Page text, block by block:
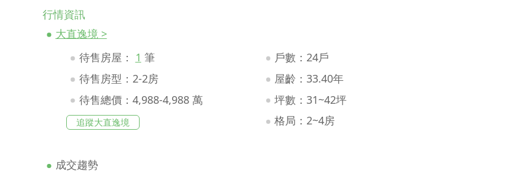
行情資訊
大直逸境 >
待售房屋：
1 筆
待售房型：2-2房
待售總價：4,988-4,988 萬
追蹤大直逸境
戶數：24戶
屋齡：33.40年
坪數：31~42坪
格局：2~4房
成交趨勢